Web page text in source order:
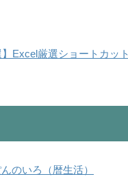
】Excel厳選ショートカッ
のいろ（暦生活）